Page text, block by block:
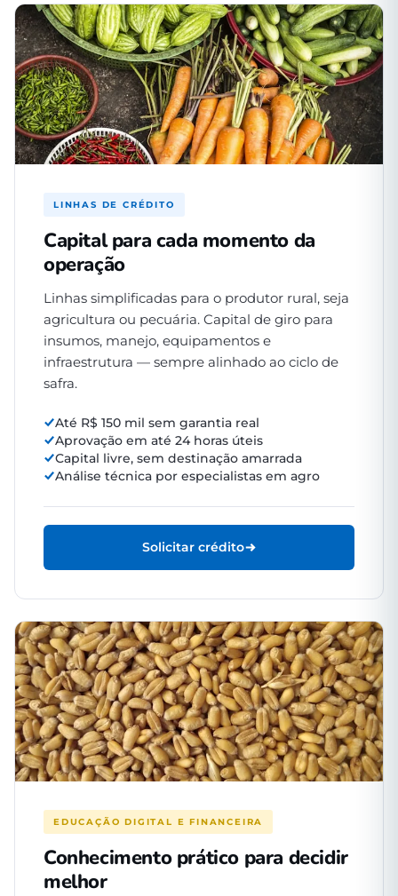
LINHAS DE CRÉDITO
Capital para cada momento da
operação
Linhas simplificadas para o produtor rural, seja
agricultura ou pecuária. Capital de giro para
insumos, manejo, equipamentos e
infraestrutura — sempre alinhado ao ciclo de
safra.
Até R$ 150 mil sem garantia real
Aprovação em até 24 horas úteis
Capital livre, sem destinação amarrada
Análise técnica por especialistas em agro
Solicitar crédito
EDUCAÇÃO DIGITAL E FINANCEIRA
Conhecimento prático para decidir
melhor